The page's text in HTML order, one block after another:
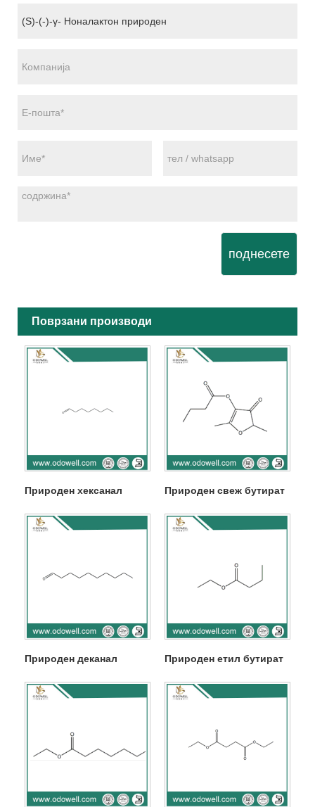
поднесете
Поврзани производи
Природен хексанал Природен свеж бутират
Природен деканал Природен етил бутират